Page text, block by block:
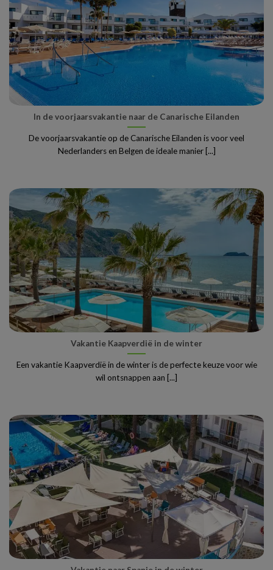
In de voorjaarsvakantie naar de Canarische Eilanden
De voorjaarsvakantie op de Canarische Eilanden is voor veel
Nederlanders en Belgen de ideale manier [...]
Vakantie Kaapverdië in de winter
Een vakantie Kaapverdië in de winter is de perfecte keuze voor wie
wil ontsnappen aan [...]